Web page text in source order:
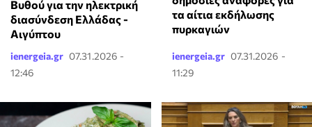
Βυθού για την ηλεκτρική
διασύνδεση Ελλάδας -
Αιγύπτου
ienergeia.gr 07.31.2026 -
12:46
τα αίτια εκδήλωσης
πυρκαγιών
ienergeia.gr 07.31.2026 -
11:29